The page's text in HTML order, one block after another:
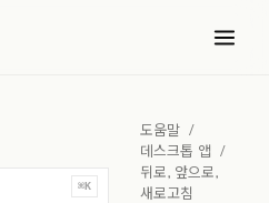
⌘K
도움말 /
데스크톱 앱 /
뒤로, 앞으로,
새로고침